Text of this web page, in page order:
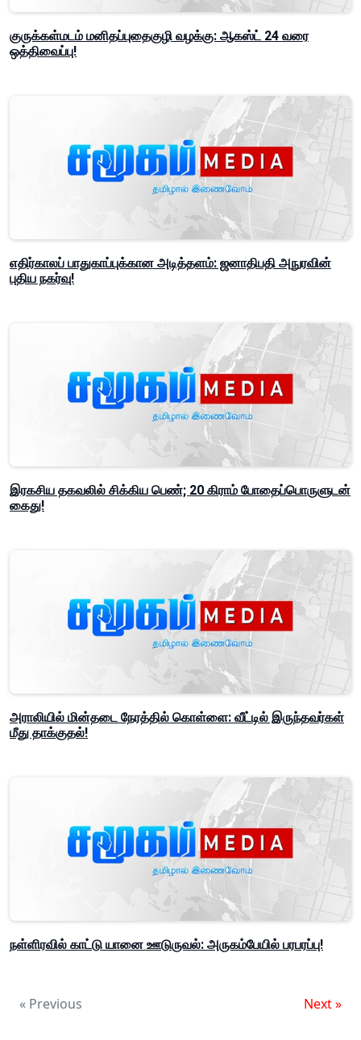
குருக்கள்மடம் மனிதப்புதைகுழி வழக்கு: ஆகஸ்ட் 24 வரை
ஒத்திவைப்பு!
எதிர்காலப் பாதுகாப்புக்கான அடித்தளம்: ஜனாதிபதி அநுரவின்
புதிய நகர்வு!
இரகசிய தகவலில் சிக்கிய பெண்; 20 கிராம் போதைப்பொருளுடன்
கைது!
அராலியில் மின்தடை நேரத்தில் கொள்ளை: வீட்டில் இருந்தவர்கள்
மீது தாக்குதல்!
நள்ளிரவில் காட்டு யானை ஊடுருவல்: அருகம்பேயில் பரபரப்பு!
« Previous Next »